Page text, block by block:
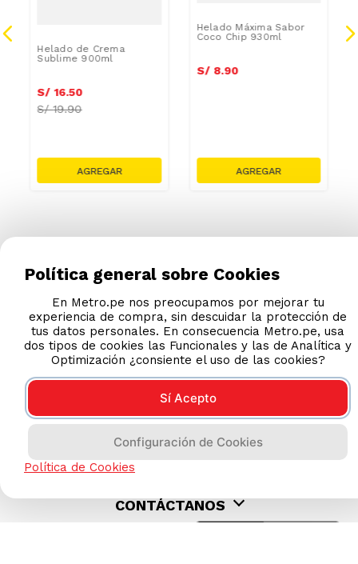
Helado de Crema
Sublime 900ml
S/ 16.50
S/19.90
Helado Máxima Sabor
Coco Chip 930ml
S/ 8.90
(511) 613-8888
TIENDAS ONLINE
NOSOTROS
CONTÁCTANOS
Política general sobre Cookies
En Metro.pe nos preocupamos por mejorar tu
experiencia de compra, sin descuidar la protección de
tus datos personales. En consecuencia Metro.pe, usa
dos tipos de cookies las Funcionales y las de Analítica y
Optimización ¿consiente el uso de las cookies?
Sí Acepto
Configuración de Cookies
Política de Cookies